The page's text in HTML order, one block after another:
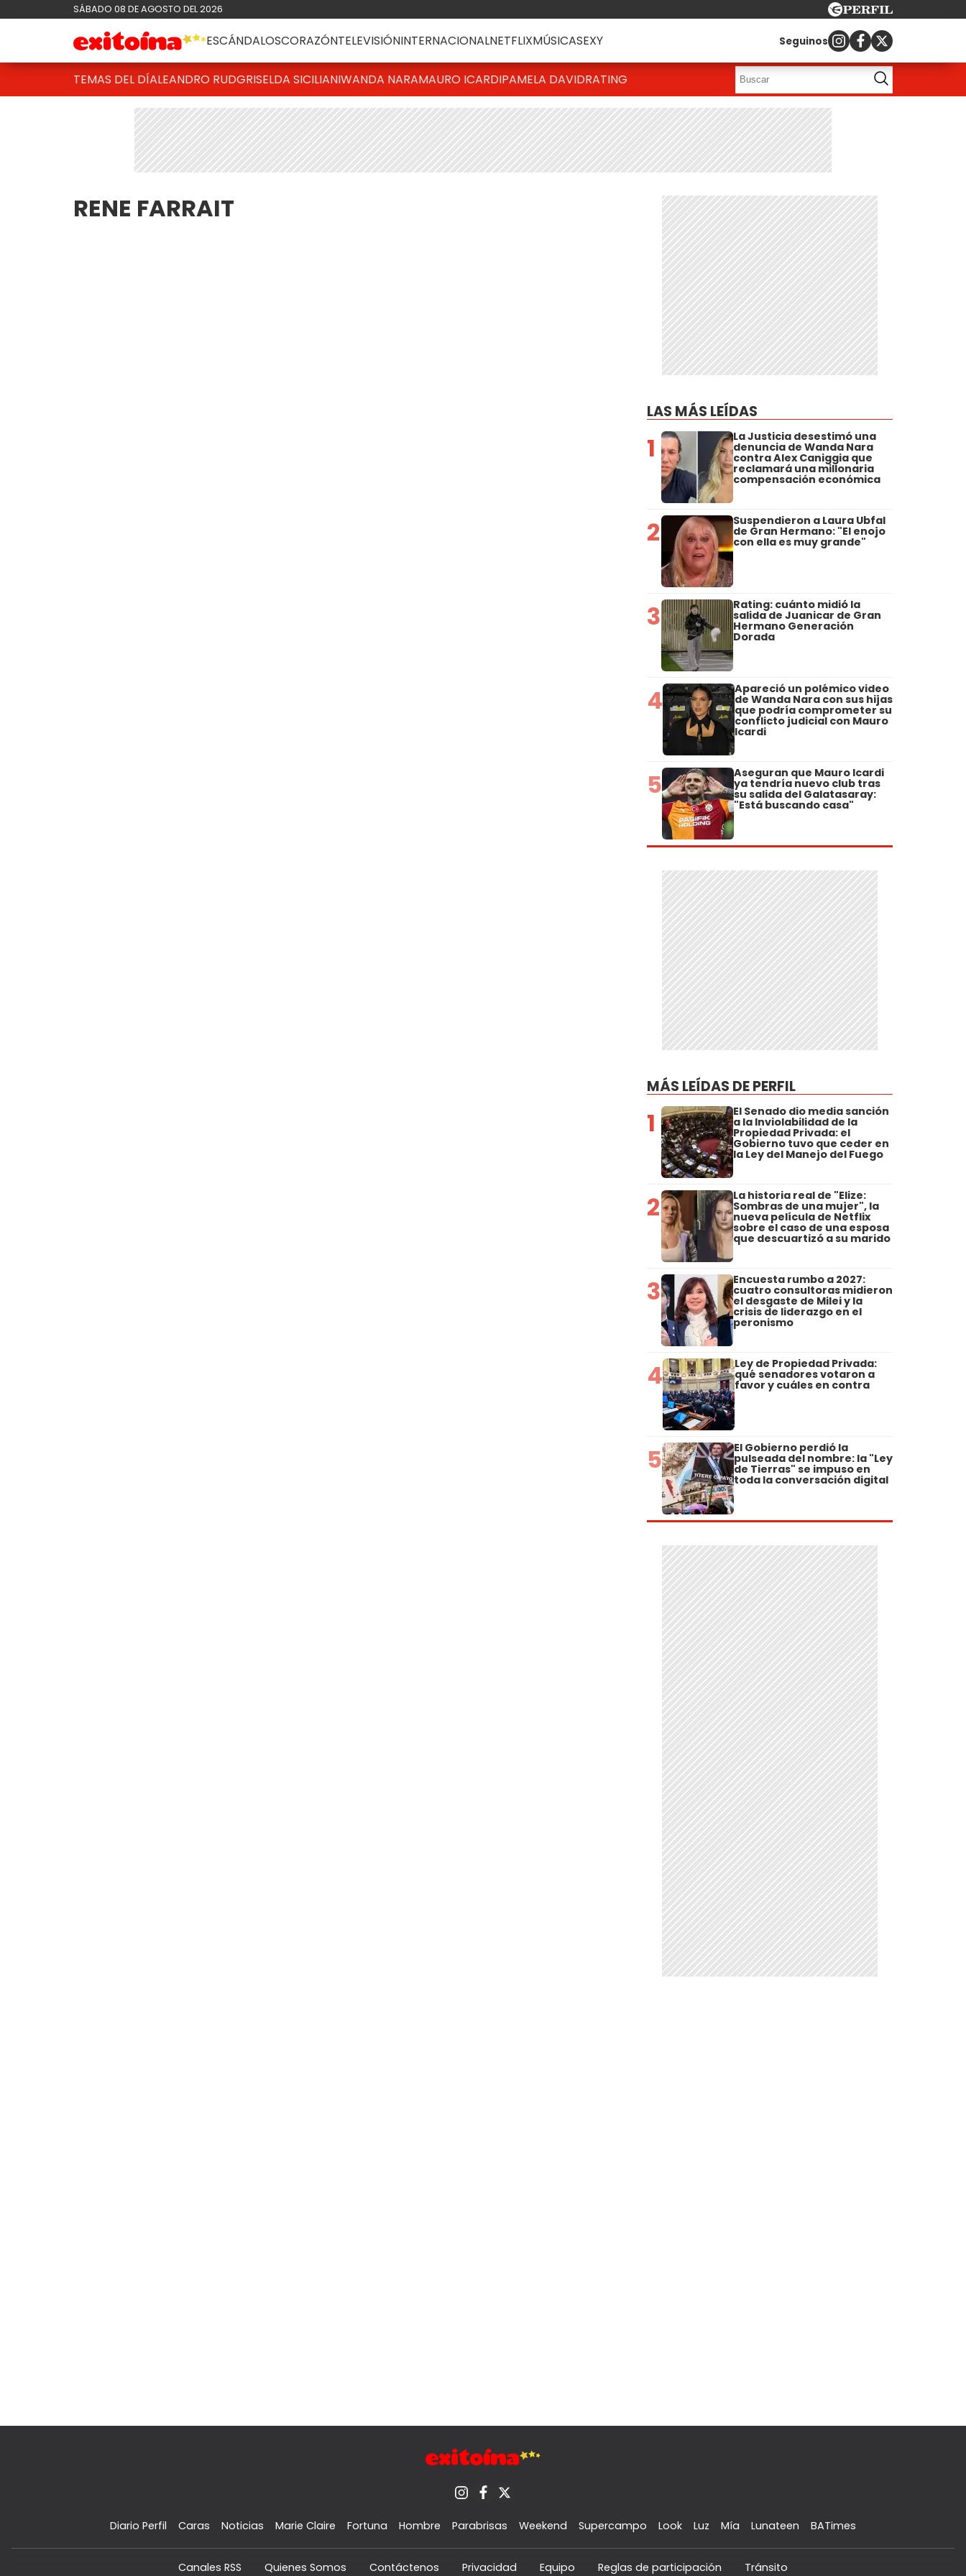
SÁBADO 08 DE AGOSTO DEL 2026
ESCÁNDALOSCORAZÓNTELEVISIÓNINTERNACIONALNETFLIXMÚSICASEXY Seguinos
TEMAS DEL DÍALEANDRO RUDGRISELDA SICILIANIWANDA NARAMAURO ICARDIPAMELA DAVIDRATING
RENE FARRAIT
LAS MÁS LEÍDAS
1 La Justicia desestimó una
denuncia de Wanda Nara
contra Alex Caniggia que
reclamará una millonaria
compensación económica
2 Suspendieron a Laura Ubfal
de Gran Hermano: "El enojo
con ella es muy grande"
3 Rating: cuánto midió la
salida de Juanicar de Gran
Hermano Generación
Dorada
4 Apareció un polémico video
de Wanda Nara con sus hijas
que podría comprometer su
conflicto judicial con Mauro
Icardi
5 Aseguran que Mauro Icardi
ya tendría nuevo club tras
su salida del Galatasaray:
"Está buscando casa"
MÁS LEÍDAS DE PERFIL
1 El Senado dio media sanción
a la Inviolabilidad de la
Propiedad Privada: el
Gobierno tuvo que ceder en
la Ley del Manejo del Fuego
2 La historia real de "Elize:
Sombras de una mujer", la
nueva película de Netflix
sobre el caso de una esposa
que descuartizó a su marido
3 Encuesta rumbo a 2027:
cuatro consultoras midieron
el desgaste de Milei y la
crisis de liderazgo en el
peronismo
4 Ley de Propiedad Privada:
qué senadores votaron a
favor y cuáles en contra
5 El Gobierno perdió la
pulseada del nombre: la "Ley
de Tierras" se impuso en
toda la conversación digital
Diario Perfil Caras Noticias Marie Claire Fortuna Hombre Parabrisas Weekend Supercampo Look Luz Mía Lunateen BATimes
Canales RSS Quienes Somos Contáctenos Privacidad Equipo Reglas de participación Tránsito